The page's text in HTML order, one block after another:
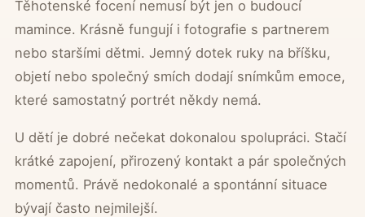
Těhotenské focení nemusí být jen o budoucí
mamince. Krásně fungují i fotografie s partnerem
nebo staršími dětmi. Jemný dotek ruky na bříšku,
objetí nebo společný smích dodají snímkům emoce,
které samostatný portrét někdy nemá.
U dětí je dobré nečekat dokonalou spolupráci. Stačí
krátké zapojení, přirozený kontakt a pár společných
momentů. Právě nedokonalé a spontánní situace
bývají často nejmilejší.